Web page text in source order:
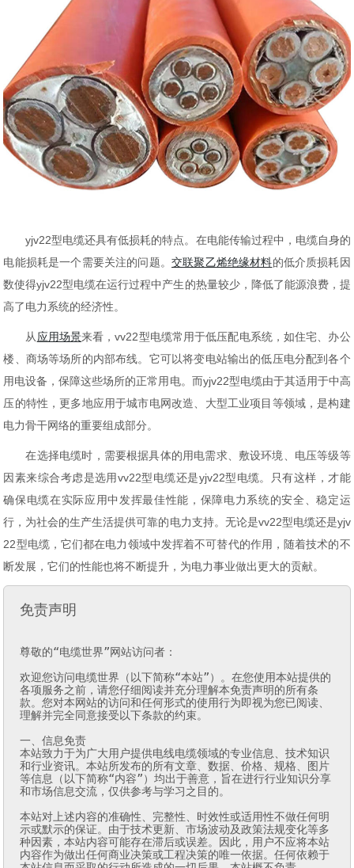
yjv22型电缆还具有低损耗的特点。在电能传输过程中，电缆自身的
电能损耗是一个需要关注的问题。 交联聚乙烯绝缘材料的低介质损耗因
数使得yjv22型电缆在运行过程中产生的热量较少，降低了能源浪费，提
高了电力系统的经济性。
从 应用场景来看，vv22型电缆常用于低压配电系统，如住宅、办公
楼、商场等场所的内部布线。它可以将变电站输出的低压电分配到各个
用电设备，保障这些场所的正常用电。而yjv22型电缆由于其适用于中高
压的特性，更多地应用于城市电网改造、大型工业项目等领域，是构建
电力骨干网络的重要组成部分。
在选择电缆时，需要根据具体的用电需求、敷设环境、电压等级等
因素来综合考虑是选用vv22型电缆还是yjv22型电缆。只有这样，才能
确保电缆在实际应用中发挥最佳性能，保障电力系统的安全、稳定运
行，为社会的生产生活提供可靠的电力支持。无论是vv22型电缆还是yjv
22型电缆，它们都在电力领域中发挥着不可替代的作用，随着技术的不
断发展，它们的性能也将不断提升，为电力事业做出更大的贡献。
免责声明
尊敬的“电缆世界”网站访问者：
欢迎您访问电缆世界（以下简称“本站”）。在您使用本站提供的
各项服务之前，请您仔细阅读并充分理解本免责声明的所有条
款。您对本网站的访问和任何形式的使用行为即视为您已阅读、
理解并完全同意接受以下条款的约束。
一、信息免责
本站致力于为广大用户提供电线电缆领域的专业信息、技术知识
和行业资讯。本站所发布的所有文章、数据、价格、规格、图片
等信息（以下简称“内容”）均出于善意，旨在进行行业知识分享
和市场信息交流，仅供参考与学习之目的。
本站对上述内容的准确性、完整性、时效性或适用性不做任何明
示或默示的保证。由于技术更新、市场波动及政策法规变化等多
种因素，本站内容可能存在滞后或误差。因此，用户不应将本站
内容作为做出任何商业决策或工程决策的唯一依据。任何依赖于